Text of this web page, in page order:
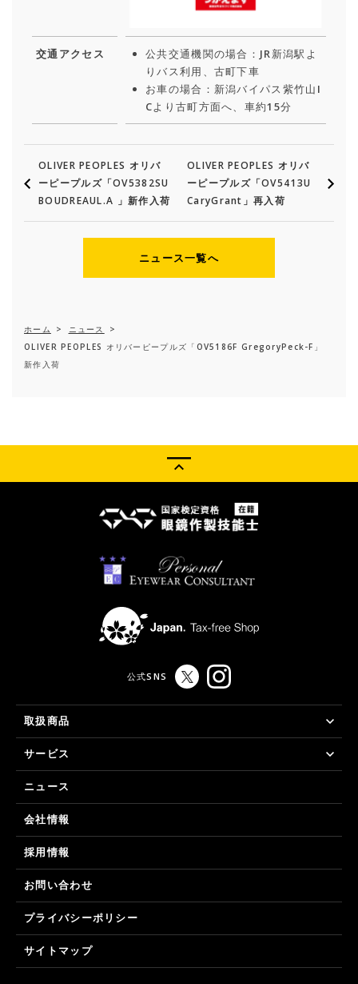
交通アクセス
公共交通機関の場合：JR新潟駅よ
りバス利用、古町下車
お車の場合：新潟バイパス紫竹山I
Cより古町方面へ、車約15分
OLIVER PEOPLES オリバ
ーピープルズ「OV5382SU
BOUDREAUL.A 」新作入荷
OLIVER PEOPLES オリバ
ーピープルズ「OV5413U
CaryGrant」再入荷
ニュース一覧へ
ホーム > ニュース
>
OLIVER PEOPLES オリバーピープルズ「OV5186F GregoryPeck-F」
新作入荷
公式SNS
取扱商品
サービス
ニュース
会社情報
採用情報
お問い合わせ
プライバシーポリシー
サイトマップ